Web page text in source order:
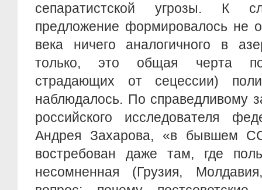
сепаратистской угрозы. К
предложение формировалось не
века ничего аналогичного в
только, это общая черта
страдающих от сецессии)
наблюдалось. По справедливому
российского исследователя
Андрея Захарова, «в бывшем
востребован даже там, где
несомненная (Грузия,